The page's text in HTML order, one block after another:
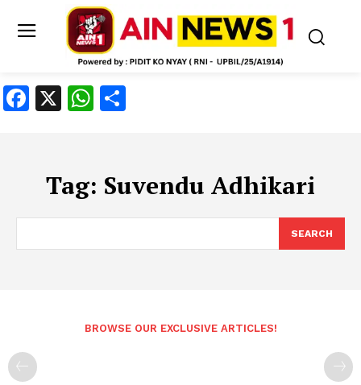
Facebook
X WhatsApp
Tag: Suvendu Adhikari
SEARCH
BROWSE OUR EXCLUSIVE ARTICLES!